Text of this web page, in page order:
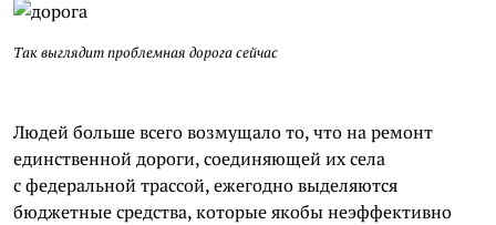
Так выглядит проблемная дорога сейчас
Людей больше всего возмущало то, что на ремонт
единственной дороги, соединяющей их села
с федеральной трассой, ежегодно выделяются
бюджетные средства, которые якобы неэффективно